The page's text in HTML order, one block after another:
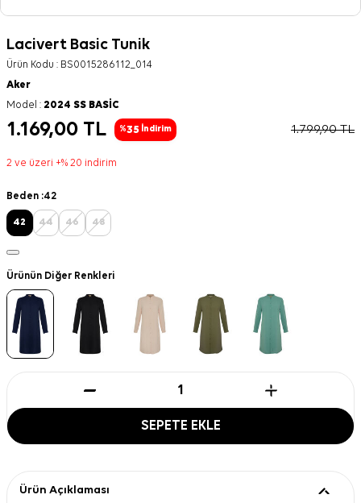
Lacivert Basic Tunik
Ürün Kodu : BS0015286112_014
Aker
Model : 2024 SS BASİC
1.169,00 TL %35 İndirim 1.799,90TL
2 ve üzeri +% 20 indirim
Beden :42
42 44 46 48
Ürünün Diğer Renkleri
SEPETE EKLE
Ürün Açıklaması